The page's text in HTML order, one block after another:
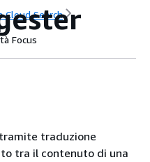
Cloud Search
Focus
traduzione
tra il contenuto di una